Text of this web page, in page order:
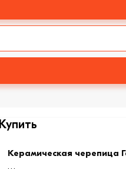
Купить
Керамическая черепица